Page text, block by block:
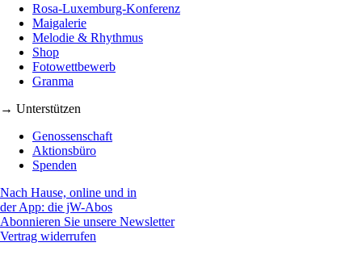
Rosa-Luxemburg-Konferenz
Maigalerie
Melodie & Rhythmus
Shop
Fotowettbewerb
Granma
→ Unterstützen
Genossenschaft
Aktionsbüro
Spenden
Nach Hause, online und in
der App: die jW-Abos
Abonnieren Sie unsere Newsletter
Vertrag widerrufen